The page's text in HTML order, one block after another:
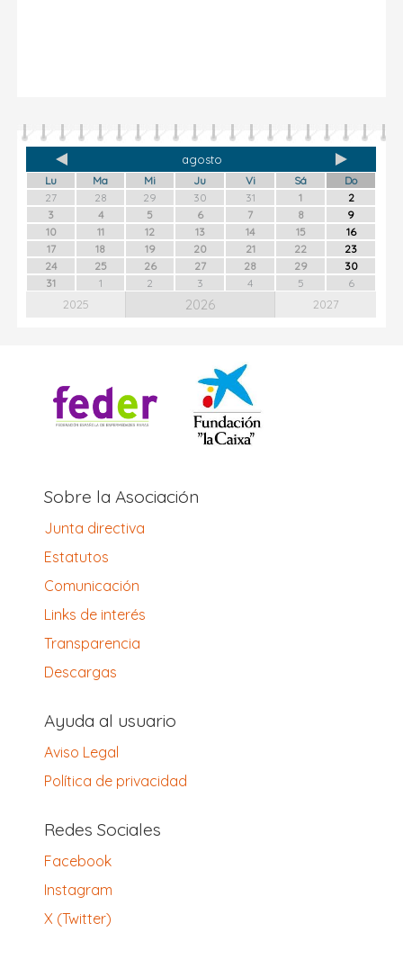
agosto
Lu Ma Mi Ju Vi Sá
Do
27
28 29 30 31 1
2
3
4 5 6 7 8
9
10
11 12 13 14 15
16
17
18 19 20 21 22
23
24
25 26 27 28 29
30
31
1 2 3 4 5 6
2025 2026 2027
Sobre la Asociación
Junta directiva
Estatutos
Comunicación
Links de interés
Transparencia
Descargas
Ayuda al usuario
Aviso Legal
Política de privacidad
Redes Sociales
Facebook
Instagram
X (Twitter)